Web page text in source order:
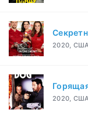
2020,
2020,